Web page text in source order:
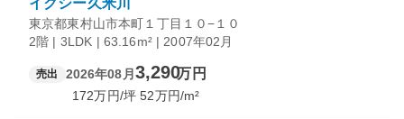
イクシー久米川
東京都東村山市本町１丁目１０−１０
2階 | 3LDK | 63.16m² | 2007年02月
売出 2026年08月 3,290万円
172万円/坪 52万円/m²